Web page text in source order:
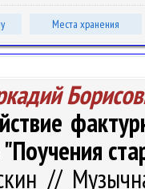
Места хранения
//